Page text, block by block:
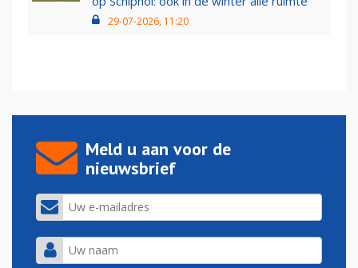
29-07-2026, 11:20
Meld u aan voor de
nieuwsbrief